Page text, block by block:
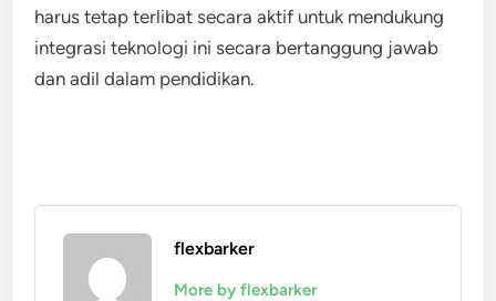
harus tetap terlibat secara aktif untuk mendukung
integrasi teknologi ini secara bertanggung jawab
dan adil dalam pendidikan.
flexbarker
More by flexbarker